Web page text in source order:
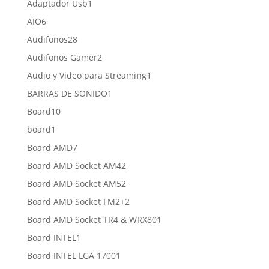
Adaptador Usb1
AIO66
productos
Audifonos2828
productos
Audifonos Gamer22
productos
Audio y Video para Streaming1
BARRAS DE SONIDO1
Board1010
board1
producto
Board AMD77
productos
Board AMD Socket AM422
productos
Board AMD Socket AM522
productos
Board AMD Socket FM2+22
productos
Board AMD Socket TR4 & WRX801
Board INTEL1
producto
Board INTEL LGA 17001